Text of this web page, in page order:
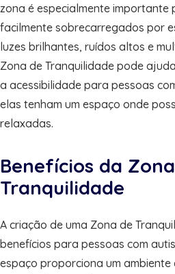
zona é especialmente importante
facilmente sobrecarregados por
luzes brilhantes, ruídos altos e
Zona de Tranquilidade pode
a acessibilidade para pessoas
elas tenham um espaço onde
relaxadas.
Benefícios da
Tranquilidade
A criação de uma Zona de
benefícios para pessoas com
espaço proporciona um